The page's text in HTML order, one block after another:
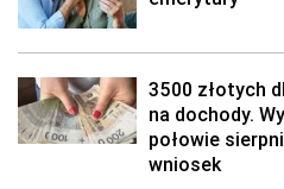
3500 złotych
na dochody.
połowie
wniosek